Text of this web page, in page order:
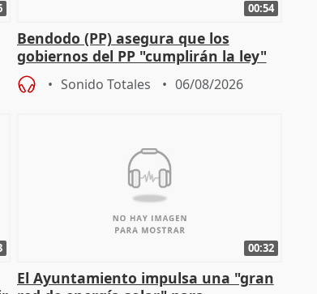
00:54
Bendodo (PP) asegura que los
gobiernos del PP "cumplirán la ley"
sobre los menores migrantes
Sonido Totales 06/08/2026
00:32
El Ayuntamiento impulsa una "gran